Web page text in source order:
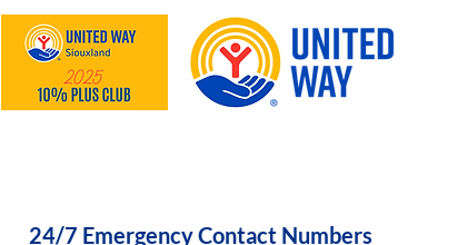
24/7 Emergency Contact Numbers